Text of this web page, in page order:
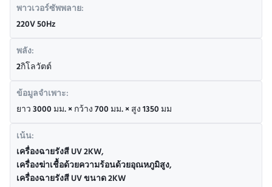
พาวเวอร์ซัพพลาย:
220V 50Hz
พลัง:
2กิโลวัตต์
ข้อมูลจำเพาะ:
ยาว 3000 มม. × กว้าง 700 มม. × สูง 1350 มม
เน้น:
เครื่องฉายรังสี UV 2KW,
เครื่องฆ่าเชื้อด้วยความร้อนด้วยอุณหภูมิสูง,
เครื่องฉายรังสี UV ขนาด 2KW